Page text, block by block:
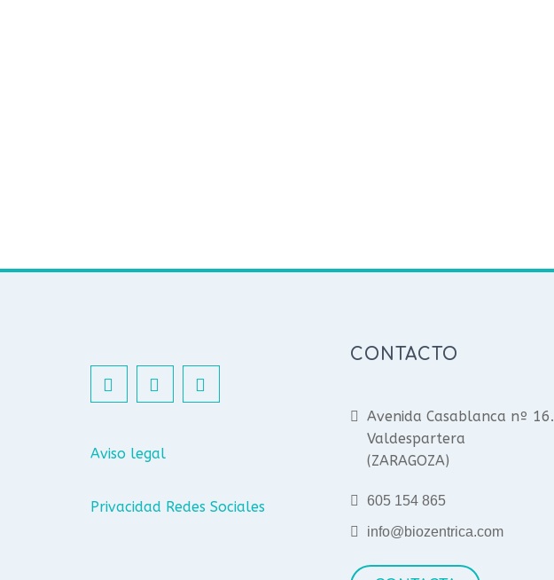
Aviso legal
Privacidad Redes Sociales
CONTACTO
Avenida Casablanca nº 16.
Valdespartera
(ZARAGOZA)
605 154 865
info@biozentrica.com